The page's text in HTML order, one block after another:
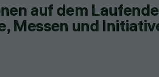
auf dem
Messen und